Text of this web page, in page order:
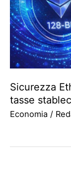
Sicurezza
tasse
Economia /